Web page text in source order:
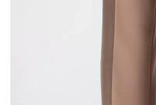
Бесшовные леггинсы из
02 (черный) Giulia